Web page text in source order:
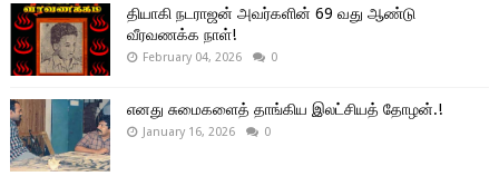
தியாகி நடராஜன் அவர்களின் 69 வது ஆண்டு
வீரவணக்க நாள்!
February 04, 2026 0
எனது சுமைகளைத் தாங்கிய இலட்சியத் தோழன்.!
January 16, 2026 0